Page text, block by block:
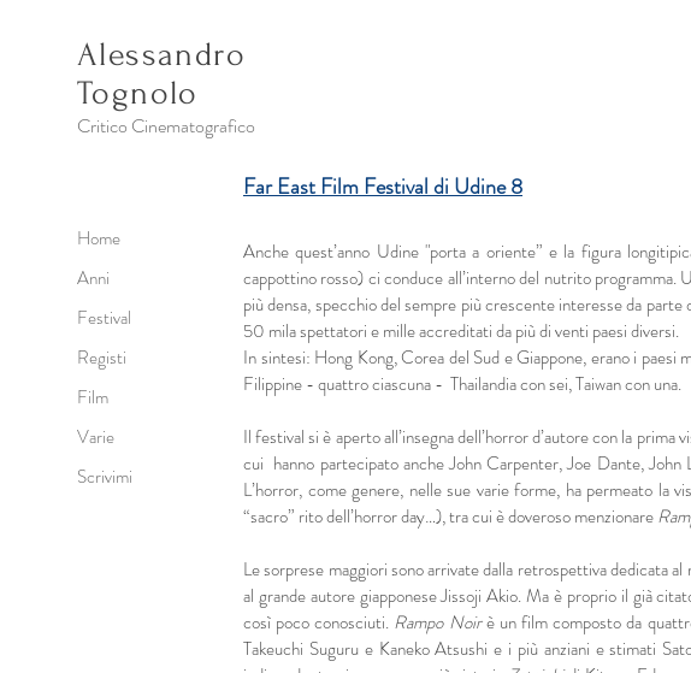
Home
Anni
Festival
Registi
Film
Varie
Scrivimi
Alessandro
Tognolo
Critico Cinematografico
Far East Film Festival di Udine 8
Anche quest’anno Udine "porta a oriente” e la figura
cappottino rosso) ci conduce all’interno del nutrito
più densa, specchio del sempre più crescente interesse da
50 mila spettatori e mille accreditati da più di venti paesi diversi.
In sintesi: Hong Kong, Corea del Sud e Giappone, erano i
Filippine - quattro ciascuna - Thailandia con sei, Taiwan con una.
Il festival si è aperto all’insegna dell’horror d’autore con la prima
cui hanno partecipato anche John Carpenter, Joe Dante,
L’horror, come genere, nelle sue varie forme, ha permeato la
“sacro” rito dell’horror day…), tra cui è doveroso menzionare
Le sorprese maggiori sono arrivate dalla retrospettiva dedicata
al grande autore giapponese Jissoji Akio. Ma è proprio il già
così poco conosciuti. Rampo Noirè un film composto da
Takeuchi Suguru e Kaneko Atsushi e i più anziani e stimati